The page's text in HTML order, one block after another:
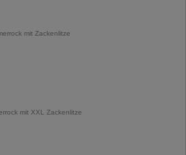
mit Zackenlitze
mit XXL Zackenlitze